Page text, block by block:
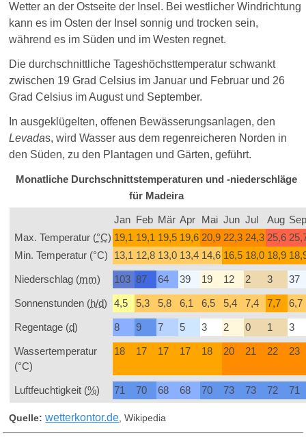
Wetter an der Ostseite der Insel. Bei westlicher Windrichtung
kann es im Osten der Insel sonnig und trocken sein,
während es im Süden und im Westen regnet.
Die durchschnittliche Tageshöchsttemperatur schwankt
zwischen 19 Grad Celsius im Januar und Februar und 26
Grad Celsius im August und September.
In ausgeklügelten, offenen Bewässerungsanlagen, den
Levadas, wird Wasser aus dem regenreicheren Norden in
den Süden, zu den Plantagen und Gärten, geführt.
Monatliche Durchschnittstemperaturen und -niederschläge
für Madeira
Jan Feb Mär Apr Mai Jun Jul Aug
Max. Temperatur (°C) 19,1 19,1 19,5 19,6 20,9 22,3 24,3 25,6
Min. Temperatur (°C)
13,1 12,8 13,0 13,4 14,6 16,5 18,0 18,9
Niederschlag (mm) 103 87 64 39 19 12 2 3 37
Sonnenstunden (h/d) 4,5 5,3 5,8 6,1 6,5 5,4 7,4 7,7 6,7
Regentage (d) 8 9 7 5 3 2 0 1 3
Wassertemperatur
(°C)
18 17 17 17 18 20 21 22 23
Luftfeuchtigkeit (%) 71 70 68 68 70 73 73 72 71
Quelle: wetterkontor.de, Wikipedia